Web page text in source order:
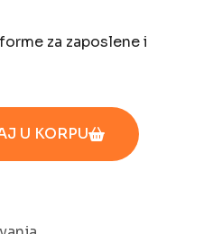
za zaposlene i
U KORPU